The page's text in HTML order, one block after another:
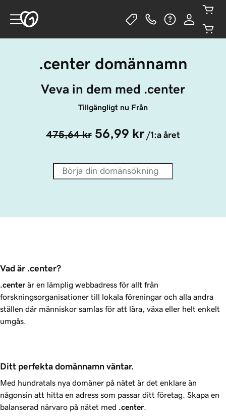
.center domännamn
Veva in dem med .center
Tillgängligt nu Från
475,64 kr 56,99 kr /1:a året
Vad är .center?
.center är en lämplig webbadress för allt från
forskningsorganisationer till lokala föreningar och alla andra
ställen där människor samlas för att lära, växa eller helt enkelt
umgås.
Ditt perfekta domännamn väntar.
Med hundratals nya domäner på nätet är det enklare än
någonsin att hitta en adress som passar ditt företag. Skapa en
balanserad närvaro på nätet med .center